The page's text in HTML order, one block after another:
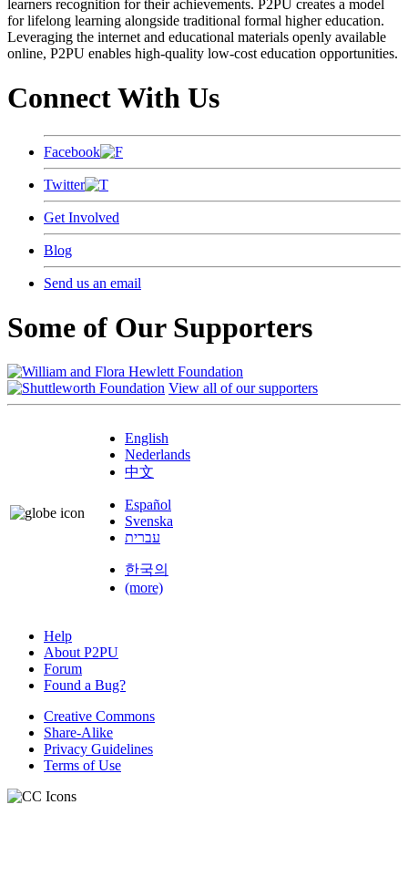
learners recognition for their achievements. P2PU creates a model
for lifelong learning alongside traditional formal higher education.
Leveraging the internet and educational materials openly available
online, P2PU enables high-quality low-cost education opportunities.
Connect With Us
Facebook
Twitter
Get Involved
Blog
Send us an email
Some of Our Supporters
View all of our supporters
English
Nederlands
中文
Español
Svenska
עברית
한국의
(more)
Help
About P2PU
Forum
Found a Bug?
Creative Commons
Share-Alike
Privacy Guidelines
Terms of Use